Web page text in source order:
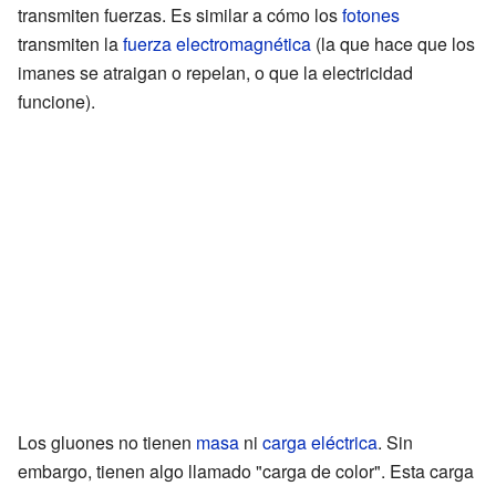
transmiten fuerzas. Es similar a cómo losfotones
transmiten lafuerza electromagnética (la que hace que los
imanes se atraigan o repelan, o que la electricidad
funcione).
Los gluones no tienen masa ni carga eléctrica. Sin
embargo, tienen algo llamado "carga de color". Esta carga